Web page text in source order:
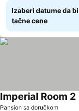
Izaberi datume da
tačne cene
Pansion sa doručkom
Imperial Room 2